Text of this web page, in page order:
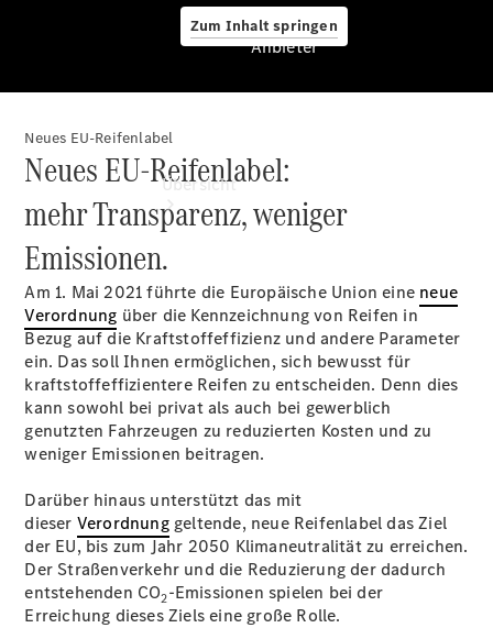
Zum Inhalt springen
Anbieter
Übersicht
Startseite
Ansprechpartner
finden
Probefahrt
vereinbaren
vereinbaren
Servicetermin
vereinbaren
Tel: +49 821
40800 0
Anbieter
Neues EU-Reifenlabel
Neues EU-Reifenlabel:
mehr Transparenz, weniger
Emissionen.
Am 1. Mai 2021 führte die Europäische Union eine neue
Verordnung über die Kennzeichnung von Reifen in
Bezug auf die Kraftstoffeffizienz und andere Parameter
ein. Das soll Ihnen ermöglichen, sich bewusst für
kraftstoffeffizientere Reifen zu entscheiden. Denn dies
kann sowohl bei privat als auch bei gewerblich
genutzten Fahrzeugen zu reduzierten Kosten und zu
weniger Emissionen beitragen.
Darüber hinaus unterstützt das mit
dieser Verordnunggeltende, neue Reifenlabel das Ziel
der EU, bis zum Jahr 2050 Klimaneutralität zu erreichen.
Der Straßenverkehr und die Reduzierung der dadurch
entstehenden CO2-Emissionen spielen bei der
Erreichung dieses Ziels eine große Rolle.